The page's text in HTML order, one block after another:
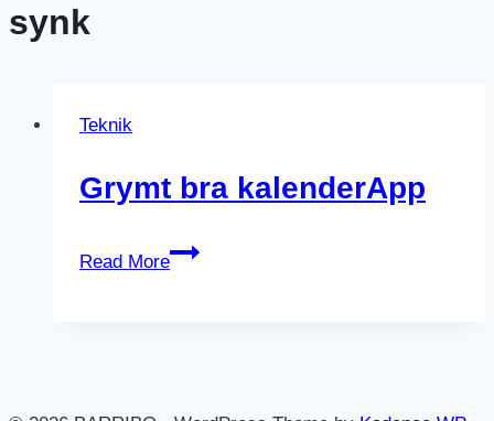
synk
Teknik
Grymt bra kalenderApp
Read More
Grymt